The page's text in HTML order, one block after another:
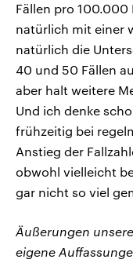
Fällen pro 100.000
natürlich mit einer
natürlich die
40 und 50 Fällen
aber halt weitere
Und ich denke
frühzeitig bei
Anstieg der
obwohl vielleicht
gar nicht so viel
Äußerungen
eigene